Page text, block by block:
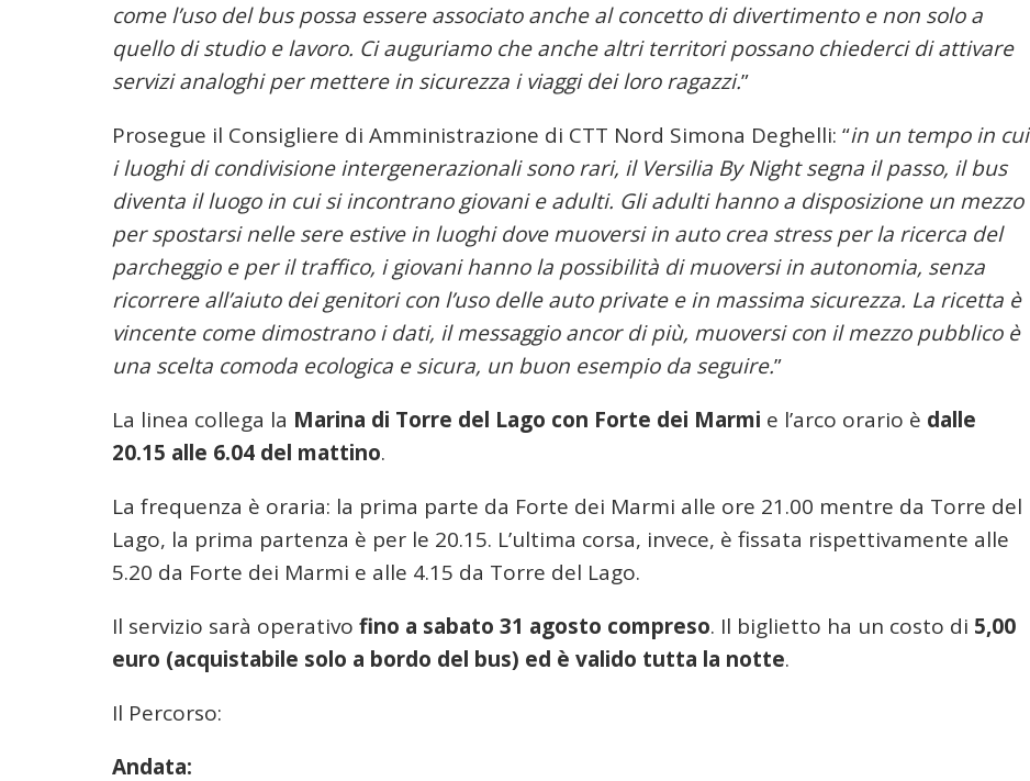
come l’uso del bus possa essere associato anche al concetto di divertimento e non solo a
quello di studio e lavoro. Ci auguriamo che anche altri territori possano chiederci di attivare
servizi analoghi per mettere in sicurezza i viaggi dei loro ragazzi.”
Prosegue il Consigliere di Amministrazione di CTT Nord Simona Deghelli: “in un tempo in cui
i luoghi di condivisione intergenerazionali sono rari, il Versilia By Night segna il passo, il bus
diventa il luogo in cui si incontrano giovani e adulti. Gli adulti hanno a disposizione un mezzo
per spostarsi nelle sere estive in luoghi dove muoversi in auto crea stress per la ricerca del
parcheggio e per il traffico, i giovani hanno la possibilità di muoversi in autonomia, senza
ricorrere all’aiuto dei genitori con l’uso delle auto private e in massima sicurezza. La ricetta è
vincente come dimostrano i dati, il messaggio ancor di più, muoversi con il mezzo pubblico è
una scelta comoda ecologica e sicura, un buon esempio da seguire.”
La linea collega la Marina di Torre del Lago con Forte dei Marmi e l’arco orario è dalle
20.15 alle 6.04 del mattino.
La frequenza è oraria: la prima parte da Forte dei Marmi alle ore 21.00 mentre da Torre del
Lago, la prima partenza è per le 20.15. L’ultima corsa, invece, è fissata rispettivamente alle
5.20 da Forte dei Marmi e alle 4.15 da Torre del Lago.
Il servizio sarà operativo fino a sabato 31 agosto compreso. Il biglietto ha un costo di 5,00
euro (acquistabile solo a bordo del bus) ed è valido tutta la notte.
Il Percorso:
Andata: